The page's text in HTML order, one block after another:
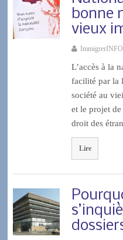
bonne
vieux
ImmigrerINFO
L’accès à la
facilité par la
société au
et le projet
droit des
Lire